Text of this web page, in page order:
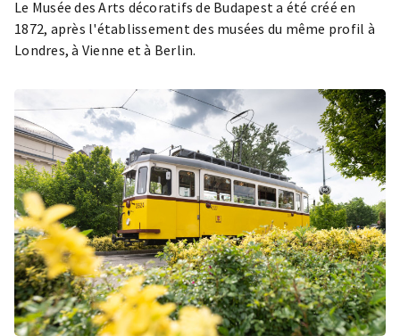
Le Musée des Arts décoratifs de Budapest a été créé en
1872, après l'établissement des musées du même profil à
Londres, à Vienne et à Berlin.